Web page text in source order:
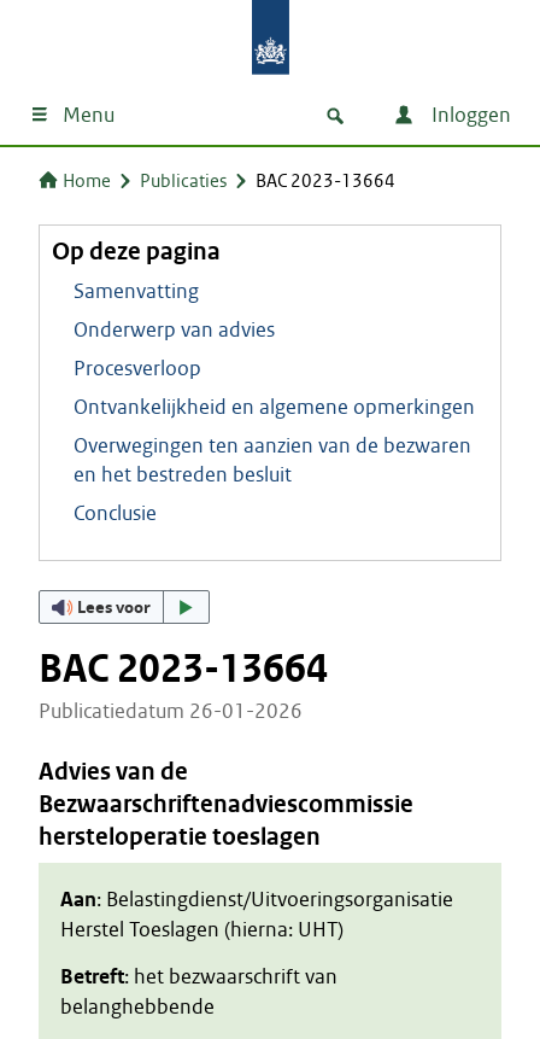
Menu Inloggen
Home Publicaties BAC 2023-13664
Op deze pagina
Samenvatting
Onderwerp van advies
Procesverloop
Ontvankelijkheid en algemene opmerkingen
Overwegingen ten aanzien van de bezwaren
en het bestreden besluit
Conclusie
Lees voor
BAC 2023-13664
Publicatiedatum 26-01-2026
Advies van de
Bezwaarschriftenadviescommissie
hersteloperatie toeslagen
Aan: Belastingdienst/Uitvoeringsorganisatie
Herstel Toeslagen (hierna: UHT)
Betreft: het bezwaarschrift van
belanghebbende